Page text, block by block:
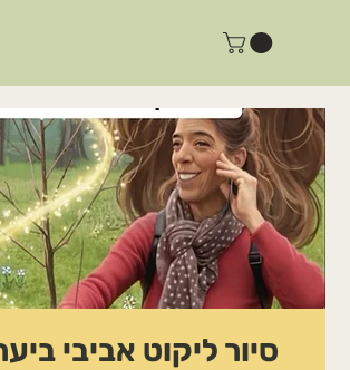
סיור ליקוט אביבי